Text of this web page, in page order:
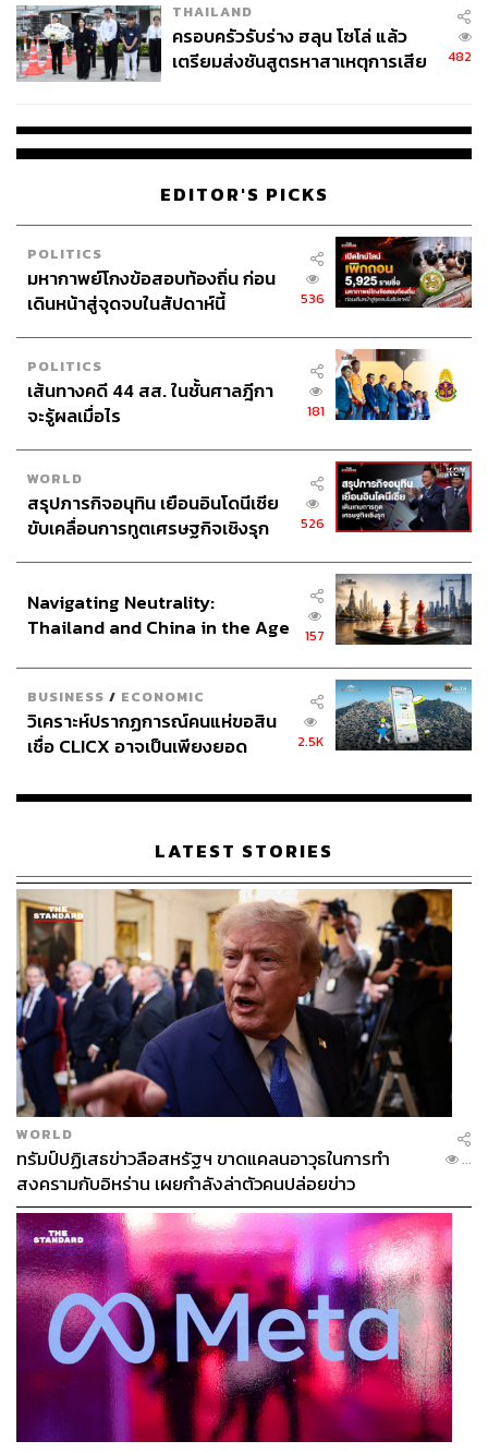
THAILAND
ครอบครัวรับร่าง ฮลุน โซโล่ แล้ว
เตรียมส่งชันสูตรหาสาเหตุการเสีย
482
EDITOR'S PICKS
POLITICS
มหากาพย์โกงข้อสอบท้องถิ่น ก่อน
เดินหน้าสู่จุดจบในสัปดาห์นี้
536
POLITICS
เส้นทางคดี 44 สส. ในชั้นศาลฎีกา
จะรู้ผลเมื่อไร
181
WORLD
สรุปภารกิจอนุทิน เยือนอินโดนีเซีย
ขับเคลื่อนการทูตเศรษฐกิจเชิงรุก
526
Navigating Neutrality:
Thailand and China in the Age
157
BUSINESS / ECONOMIC
วิเคราะห์ปรากฏการณ์คนแห่ขอสิน
เชื่อ CLICX อาจเป็นเพียงยอด
เรือนไทยที่ถูกซุกไว้
2.5K
LATEST STORIES
WORLD
ทรัมป์ปฏิเสธข่าวลือสหรัฐฯ ขาดแคลนอาวุธในการทำ
สงครามกับอิหร่าน เผยกำลังล่าตัวคนปล่อยข่าว
...